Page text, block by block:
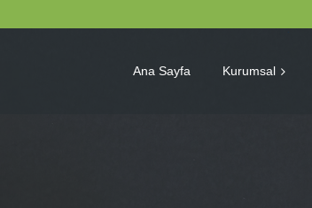
Ana Sayfa Kurumsal